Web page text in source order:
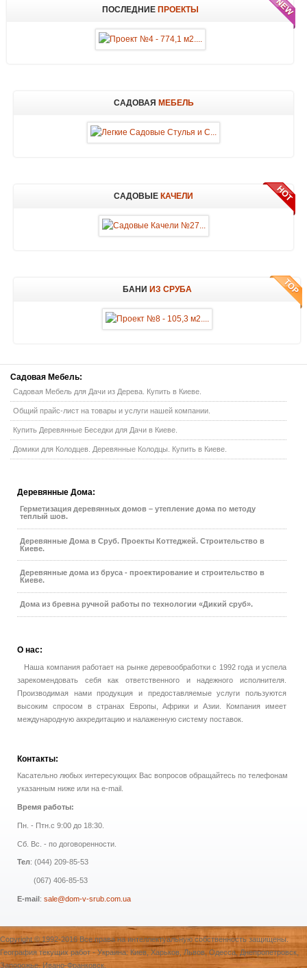
ПОСЛЕДНИЕПРОЕКТЫ
САДОВАЯ МЕБЕЛЬ
САДОВЫЕ КАЧЕЛИ
БАНИ ИЗ СРУБА
Садовая Мебель:
Садовая Мебель для Дачи из Дерева. Купить в Киеве.
Общий прайс-лист на товары и услуги нашей компании.
Купить Деревянные Беседки для Дачи в Киеве.
Домики для Колодцев. Деревянные Колодцы. Купить в Киеве.
Деревянные Дома:
Герметизация деревянных домов – утепление дома по методу
теплый шов.
Деревянные Дома в Сруб. Проекты Коттеджей. Строительство в
Киеве.
Деревянные дома из бруса - проектирование и строительство в
Киеве.
Дома из бревна ручной работы по технологии «Дикий сруб».
О нас:
Наша компания работает на рынке деревообработки с 1992 года и успела
зарекомендовать себя как ответственного и надежного исполнителя.
Производимая нами продукция и предоставляемые услуги пользуются
высоким спросом в странах Европы, Африки и Азии. Компания имеет
международную аккредитацию и налаженную систему поставок.
Контакты:
Касательно любых интересующих Вас вопросов обращайтесь по телефонам
указанным ниже или на e-mail.
Время работы:
Пн. - Птн.с 9:00 до 18:30.
Сб. Вс. - по договоренности.
Тел: (044) 209-85-53
(067) 406-85-53
E-mail: sale@dom-v-srub.com.ua
Copyright © 1992-2016 Все права на интеллектуальную собственность защищены.
География текущих работ - Украина: Киев, Харьков, Львов, Одесса, Днепропетровск,
Запорожье, Ивано-Франковск.